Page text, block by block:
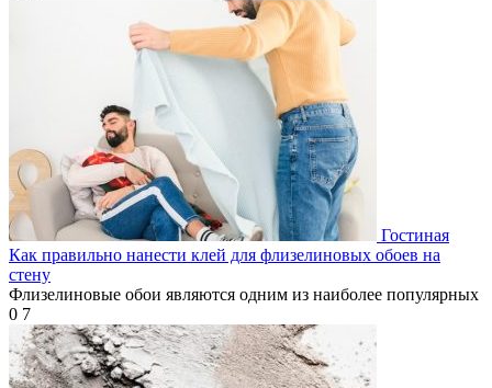
Гостиная
Как правильно нанести клей для флизелиновых обоев на
стену
Флизелиновые обои являются одним из наиболее популярных
0 7